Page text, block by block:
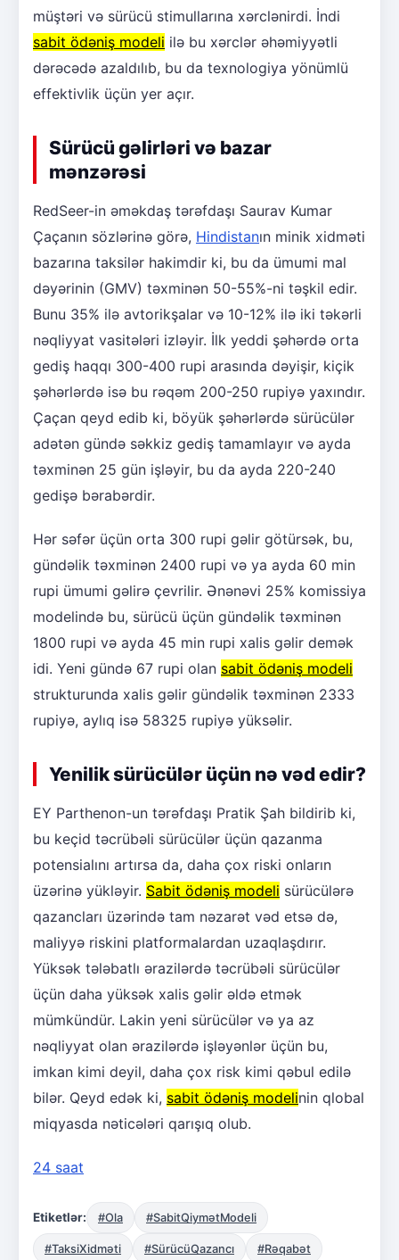
müştəri və sürücü stimullarına xərclənirdi. İndi
sabit ödəniş modeli ilə bu xərclər əhəmiyyətli
dərəcədə azaldılıb, bu da texnologiya yönümlü
effektivlik üçün yer açır.
Sürücü gəlirləri və bazar
mənzərəsi
RedSeer-in əməkdaş tərəfdaşı Saurav Kumar
Çaçanın sözlərinə görə, Hindistanın minik xidməti
bazarına taksilər hakimdir ki, bu da ümumi mal
dəyərinin (GMV) təxminən 50-55%-ni təşkil edir.
Bunu 35% ilə avtorikşalar və 10-12% ilə iki təkərli
nəqliyyat vasitələri izləyir. İlk yeddi şəhərdə orta
gediş haqqı 300-400 rupi arasında dəyişir, kiçik
şəhərlərdə isə bu rəqəm 200-250 rupiyə yaxındır.
Çaçan qeyd edib ki, böyük şəhərlərdə sürücülər
adətən gündə səkkiz gediş tamamlayır və ayda
təxminən 25 gün işləyir, bu da ayda 220-240
gedişə bərabərdir.
Hər səfər üçün orta 300 rupi gəlir götürsək, bu,
gündəlik təxminən 2400 rupi və ya ayda 60 min
rupi ümumi gəlirə çevrilir. Ənənəvi 25% komissiya
modelində bu, sürücü üçün gündəlik təxminən
1800 rupi və ayda 45 min rupi xalis gəlir demək
idi. Yeni gündə 67 rupi olan sabit ödəniş modeli
strukturunda xalis gəlir gündəlik təxminən 2333
rupiyə, aylıq isə 58325 rupiyə yüksəlir.
Yenilik sürücülər üçün nə vəd edir?
EY Parthenon-un tərəfdaşı Pratik Şah bildirib ki,
bu keçid təcrübəli sürücülər üçün qazanma
potensialını artırsa da, daha çox riski onların
üzərinə yükləyir. Sabit ödəniş modeli sürücülərə
qazancları üzərində tam nəzarət vəd etsə də,
maliyyə riskini platformalardan uzaqlaşdırır.
Yüksək tələbatlı ərazilərdə təcrübəli sürücülər
üçün daha yüksək xalis gəlir əldə etmək
mümkündür. Lakin yeni sürücülər və ya az
nəqliyyat olan ərazilərdə işləyənlər üçün bu,
imkan kimi deyil, daha çox risk kimi qəbul edilə
bilər. Qeyd edək ki, sabit ödəniş modelinin qlobal
miqyasda nəticələri qarışıq olub.
24 saat
Etiketlər: #Ola #SabitQiymətModeli
#TaksiXidməti #SürücüQazancı #Rəqabət